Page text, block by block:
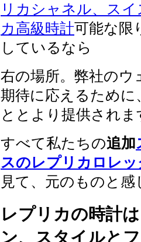
リカシャネル、ス
カ高級時計可能な限
しているなら
右の場所。弊社の
期待に応えるため
ととより提供されま
すべて私たちの追加
スのレプリカロレ
見て、元のものと
レプリカの時計
ン、スタイルと